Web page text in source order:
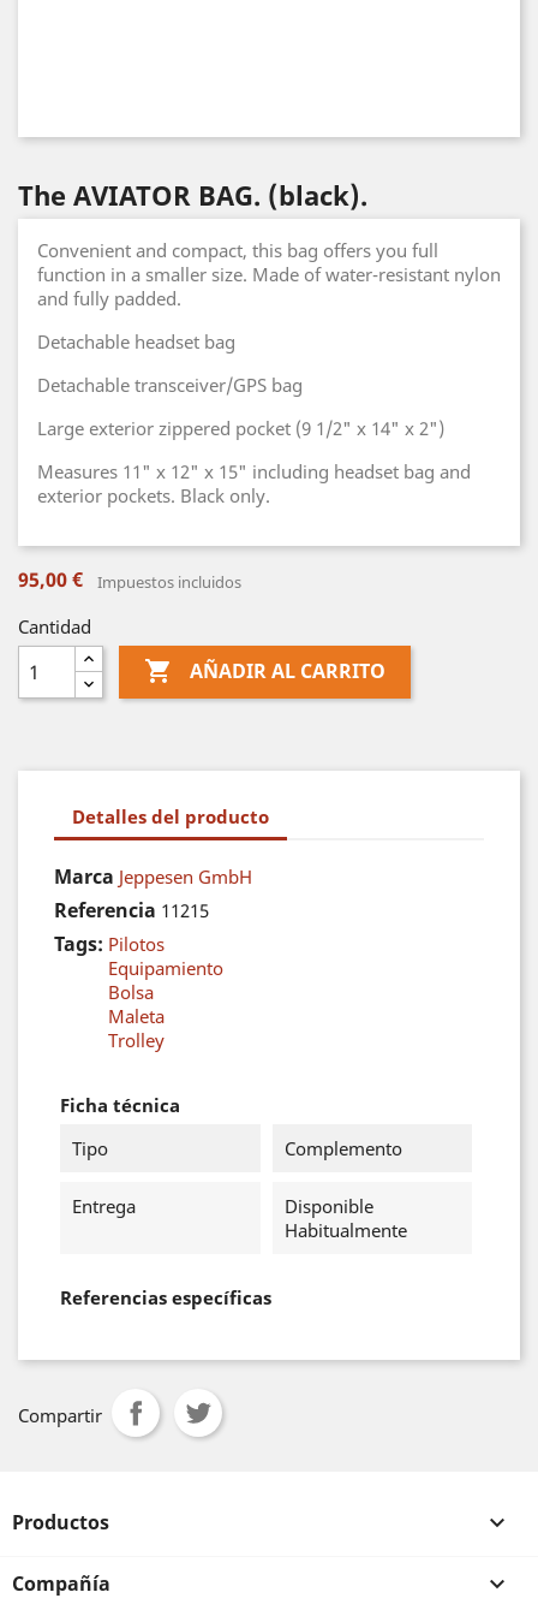
The AVIATOR BAG. (black).
Convenient and compact, this bag offers you full
function in a smaller size. Made of water-resistant nylon
and fully padded.
Detachable headset bag
Detachable transceiver/GPS bag
Large exterior zippered pocket (9 1/2" x 14" x 2")
Measures 11" x 12" x 15" including headset bag and
exterior pockets. Black only.
95,00 € Impuestos incluidos
Cantidad
 AÑADIR AL CARRITO
Detalles del producto
Marca Jeppesen GmbH
Referencia 11215
Tags: Pilotos
Equipamiento
Bolsa
Maleta
Trolley
Ficha técnica
Tipo
Complemento
Entrega
Disponible
Habitualmente
Referencias específicas
Compartir
Productos 
Compañía 